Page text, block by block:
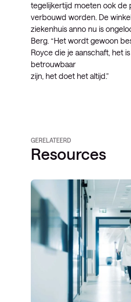
tegelijkertijd moeten ook de
verbouwd worden. De
ziekenhuis anno nu is
Berg. “Het wordt gewoon
Royce die je aanschaft, het
betrouwbaar
zijn, het doet het altijd.”
GERELATEERD
Resources